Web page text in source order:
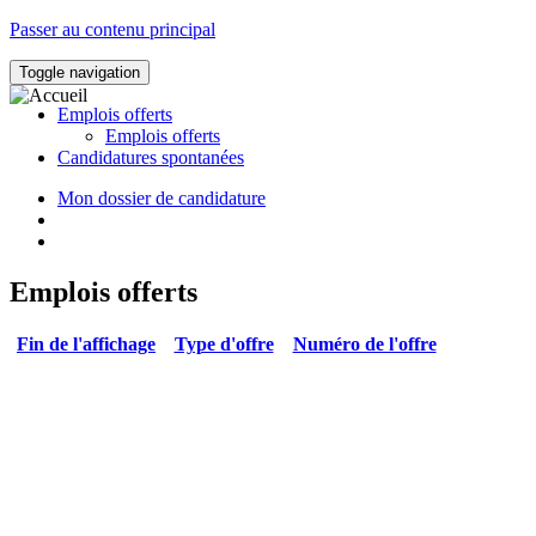
Passer au contenu principal
Toggle navigation
Emplois offerts
Emplois offerts
Candidatures spontanées
Mon dossier de candidature
Emplois offerts
Fin de l'affichage Type d'offre Numéro de l'offre